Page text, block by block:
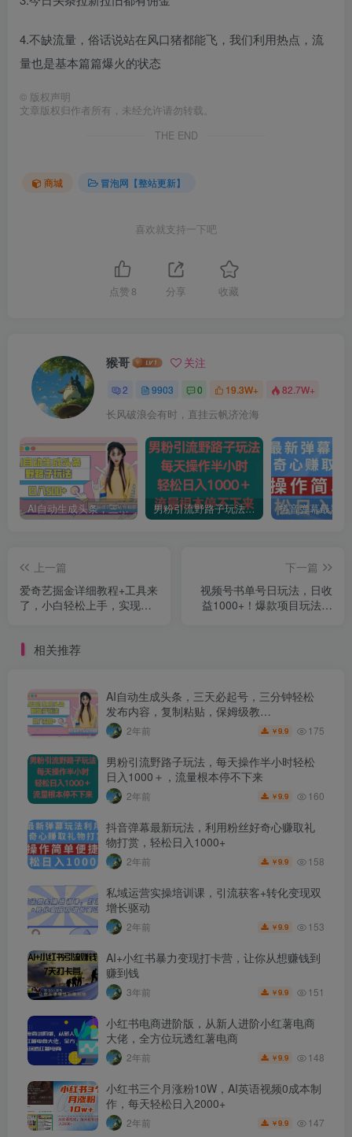
4.不缺流量，俗话说站在风口猪都能飞，我们利用热点，流
量也是基本篇篇爆火的状态
© 版权声明
文章版权归作者所有，未经允许请勿转载。
THE END
商城 冒泡网【整站更新】
喜欢就支持一下吧
点赞 8 分享 收藏
猴哥 关注
2 9903 0 19.3W+ 82.7W+
长风破浪会有时，直挂云帆济沧海
AI自动生成头条，三天必起号，三分钟轻松发布内容，复制粘贴，保姆级教… 男粉引流野路子玩法，每天操作半小时轻松日入1000＋，流量根本停不下来
上一篇
爱奇艺掘金详细教程+工具来
了，小白轻松上手，实现无
下一篇
视频号书单号日玩法，日收
益1000+！爆款项目玩法揭
相关推荐
AI自动生成头条，三天必起号，三分钟轻松
发布内容，复制粘贴，保姆级教…
2年前 ￥9.9 175
男粉引流野路子玩法，每天操作半小时轻松
日入1000＋，流量根本停不下来
2年前 ￥9.9 160
抖音弹幕最新玩法，利用粉丝好奇心赚取礼
物打赏，轻松日入1000+
2年前 ￥9.9 158
私域运营实操培训课，引流获客+转化变现双
增长驱动
2年前 ￥9.9 153
AI+小红书暴力变现打卡营，让你从想赚钱到
赚到钱
3年前 ￥9.9 151
小红书电商进阶版，从新人进阶小红薯电商
大佬，全方位玩透红薯电商
2年前 ￥9.9 148
小红书三个月涨粉10W，AI英语视频0成本制
作，每天轻松日入2000+
2年前 ￥9.9 147